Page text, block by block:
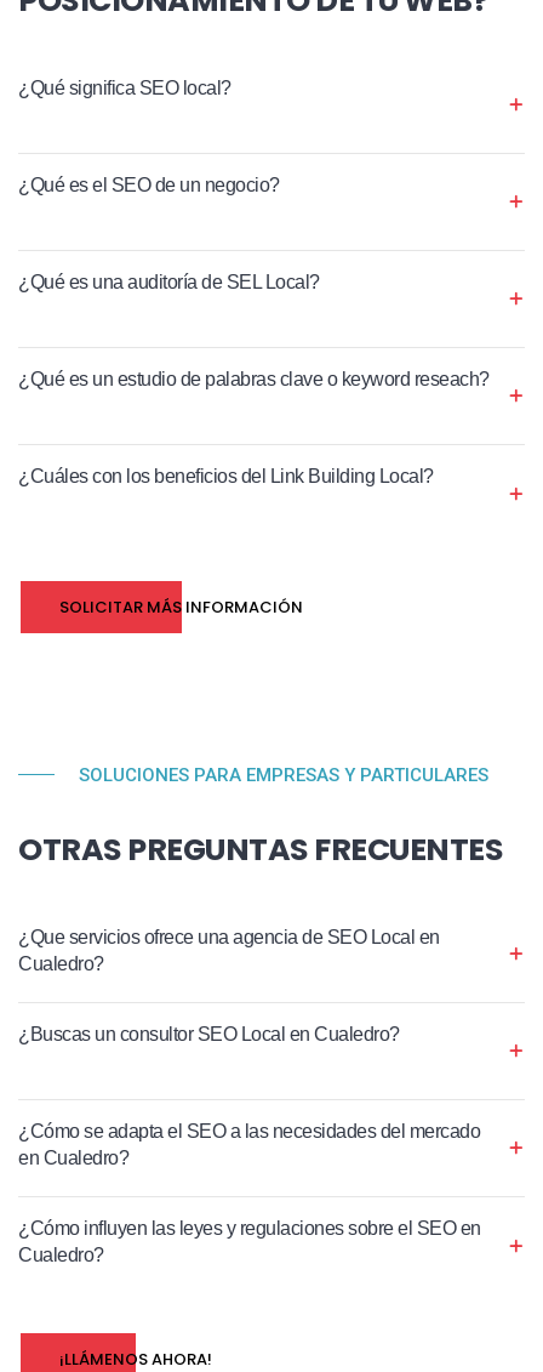
¿Qué significa SEO local?
¿Qué es el SEO de un negocio?
¿Qué es una auditoría de SEL Local?
¿Qué es un estudio de palabras clave o keyword reseach?
¿Cuáles con los beneficios del Link Building Local?
SOLICITAR MÁS INFORMACIÓN
SOLUCIONES PARA EMPRESAS Y PARTICULARES
OTRAS PREGUNTAS FRECUENTES
¿Que servicios ofrece una agencia de SEO Local en
Cualedro?
¿Buscas un consultor SEO Local en Cualedro?
¿Cómo se adapta el SEO a las necesidades del mercado
en Cualedro?
¿Cómo influyen las leyes y regulaciones sobre el SEO en
Cualedro?
¡LLÁMENOS AHORA!